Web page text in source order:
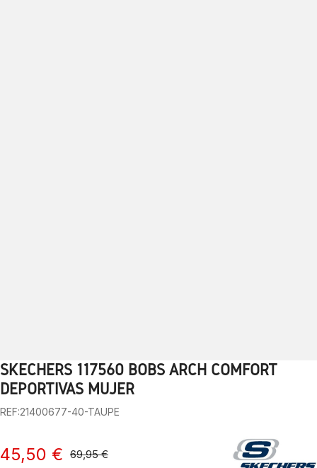
1 2 3 4 5 6 7 8 9 10
SKECHERS 117560 BOBS ARCH COMFORT
DEPORTIVAS MUJER
REF:21400677-40-TAUPE
45,50 € 69,95 €